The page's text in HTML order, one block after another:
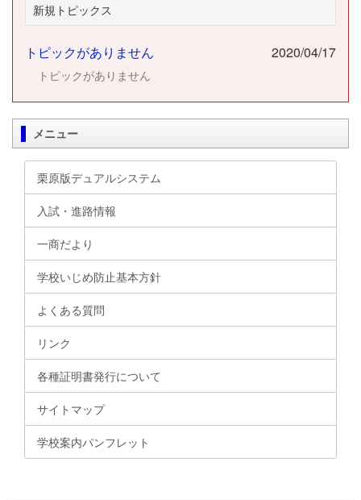
新規トピックス
トピックがありません 2020/04/17
トピックがありません
メニュー
栗原版デュアルシステム
入試・進路情報
一商だより
学校いじめ防止基本方針
よくある質問
リンク
各種証明書発行について
サイトマップ
学校案内パンフレット